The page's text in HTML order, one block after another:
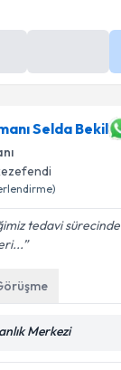
Selda Bekil
tedavi sürecinde
Merkezi